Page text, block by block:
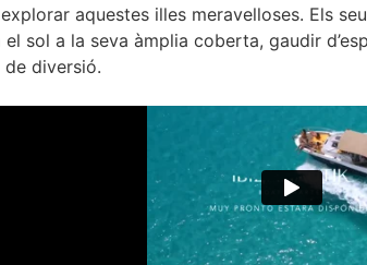
aquestes illes meravelloses. Els
sol a la seva àmplia coberta, gaudir
diversió.